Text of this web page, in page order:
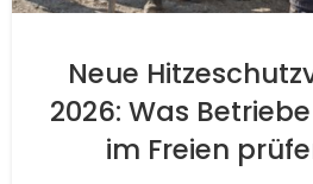
Neue
2026: Was
im Freien